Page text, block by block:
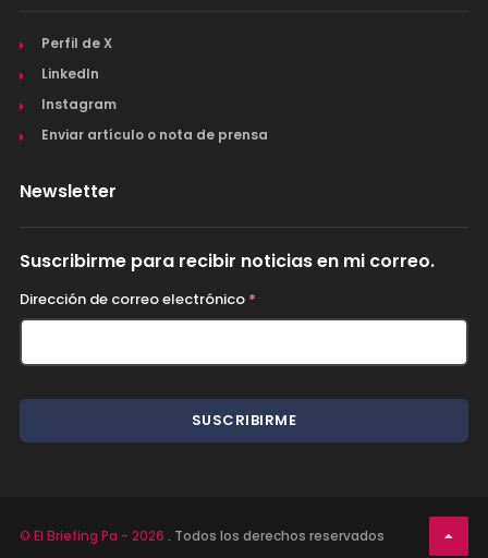
Perfil de X
LinkedIn
Instagram
Enviar artículo o nota de prensa
Newsletter
Suscribirme para recibir noticias en mi correo.
Dirección de correo electrónico *
© El Briefing Pa - 2026 . Todos los derechos reservados